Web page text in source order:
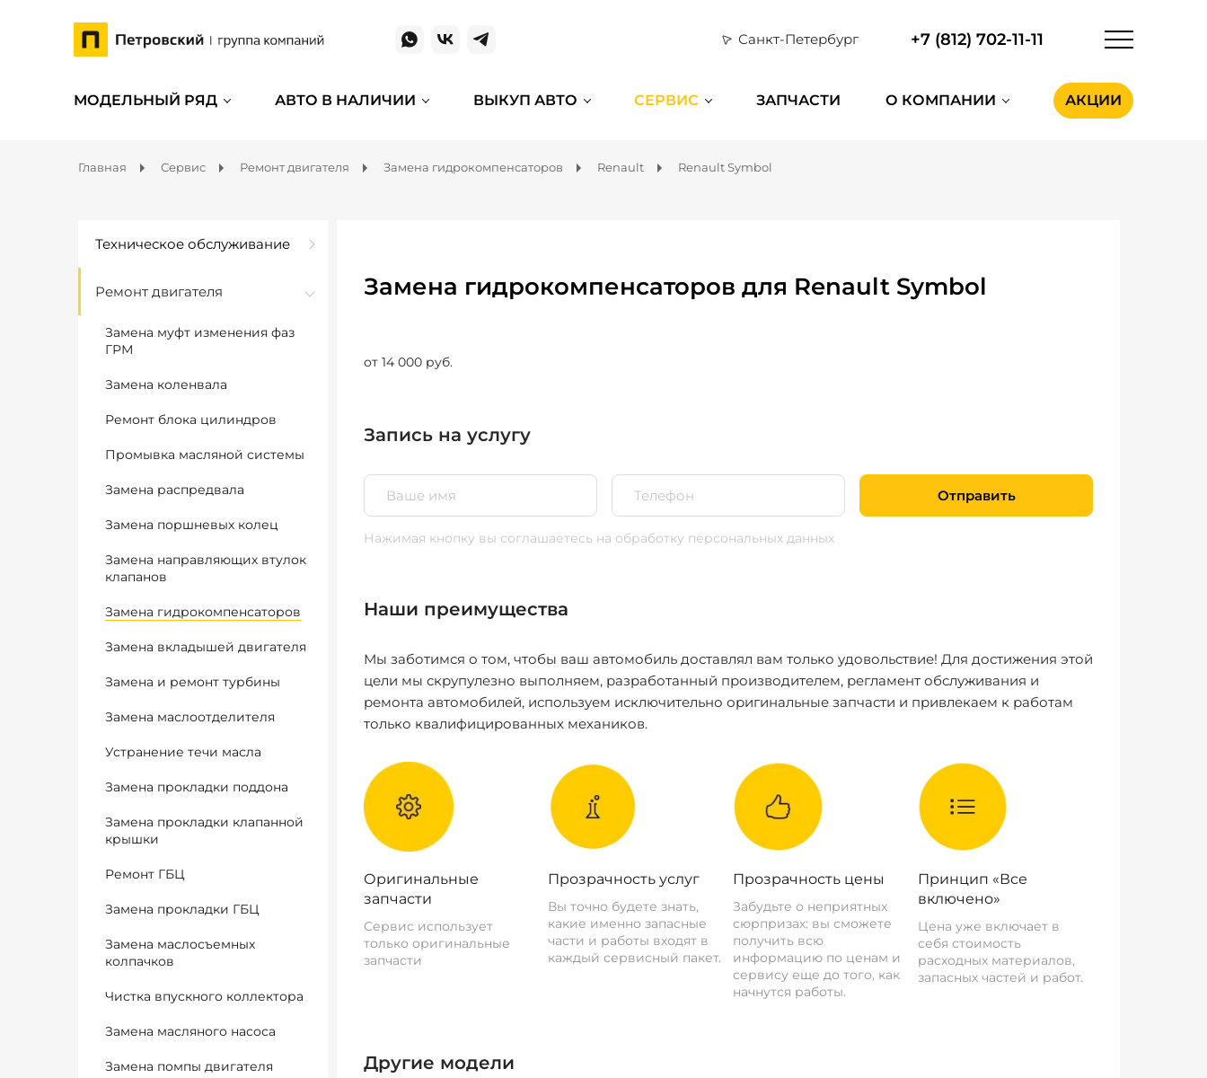
Санкт-Петербург +7 (812) 702-11-11
МОДЕЛЬНЫЙ РЯД АВТО В НАЛИЧИИ ВЫКУП АВТО СЕРВИС ЗАПЧАСТИ О КОМПАНИИ АКЦИИ
Главная Сервис Ремонт двигателя Замена гидрокомпенсаторов Renault Renault Symbol
Техническое обслуживание
Ремонт двигателя
Замена муфт изменения фаз
ГРМ
Замена коленвала
Ремонт блока цилиндров
Промывка масляной системы
Замена распредвала
Замена поршневых колец
Замена направляющих втулок
клапанов
Замена гидрокомпенсаторов
Замена вкладышей двигателя
Замена и ремонт турбины
Замена маслоотделителя
Устранение течи масла
Замена прокладки поддона
Замена прокладки клапанной
крышки
Ремонт ГБЦ
Замена прокладки ГБЦ
Замена маслосъемных
колпачков
Чистка впускного коллектора
Замена масляного насоса
Замена помпы двигателя
Замена гидрокомпенсаторов для Renault Symbol
от 14 000 руб.
Запись на услугу
Отправить
Нажимая кнопку вы соглашаетесь на обработку персональных данных
Наши преимущества
Мы заботимся о том, чтобы ваш автомобиль доставлял вам только удовольствие! Для достижения этой
цели мы скрупулезно выполняем, разработанный производителем, регламент обслуживания и
ремонта автомобилей, используем исключительно оригинальные запчасти и привлекаем к работам
только квалифицированных механиков.
Оригинальные
запчасти
Сервис использует
только оригинальные
запчасти
Прозрачность услуг
Вы точно будете знать,
какие именно запасные
части и работы входят в
каждый сервисный пакет.
Прозрачность цены
Забудьте о неприятных
сюрпризах: вы сможете
получить всю
информацию по ценам и
сервису еще до того, как
начнутся работы.
Принцип «Все
включено»
Цена уже включает в
себя стоимость
расходных материалов,
запасных частей и работ.
Другие модели